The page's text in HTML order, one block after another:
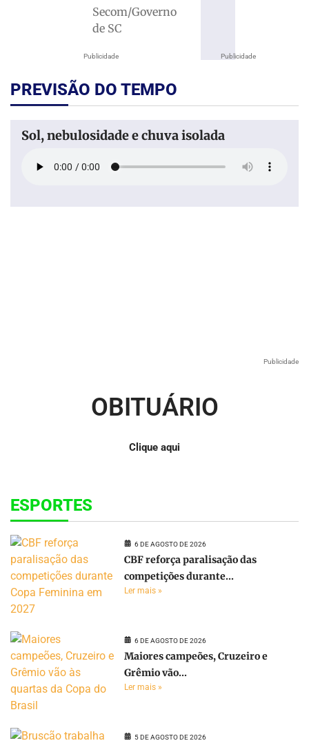
Publicidade
Secom/Governo
de SC
Publicidade
PREVISÃO DO TEMPO
Sol, nebulosidade e chuva isolada
Publicidade
OBITUÁRIO
Clique aqui
ESPORTES
6 DE AGOSTO DE 2026
CBF reforça paralisação das
competições durante...
Ler mais »
6 DE AGOSTO DE 2026
Maiores campeões, Cruzeiro e
Grêmio vão...
Ler mais »
5 DE AGOSTO DE 2026